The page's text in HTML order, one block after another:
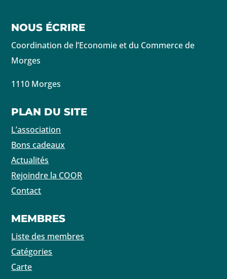
NOUS ÉCRIRE
Coordination de l’Economie et du Commerce de
Morges
1110 Morges
PLAN DU SITE
L’association
Bons cadeaux
Actualités
Rejoindre la COOR
Contact
MEMBRES
Liste des membres
Catégories
Carte